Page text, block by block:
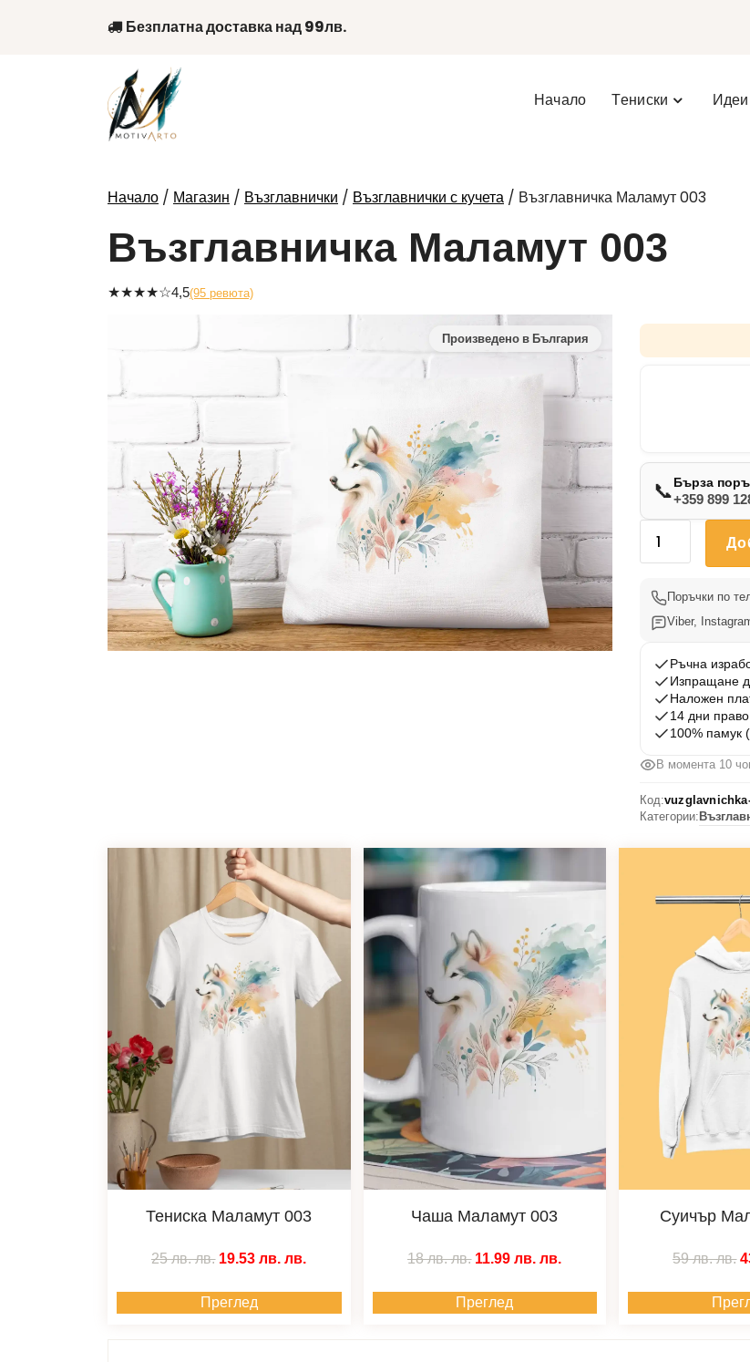
Безплатна доставка над 99лв.
Начало Тениски
Начало / Магазин / Възглавнички / Възглавнички с кучета / Възглавничка Маламут 003
Възглавничка Маламут 003
★★★★☆4,5(95 ревюта)
📞Бърза
+359 899
количество
Възглавничка
Маламут
003
Поръчки по
Viber,
Ръчна
Изпращане
Наложен
14 дни
100% памук
В момента 10
Код:
Категории:
Тениска Маламут 003
25 лв.лв. 19.53 лв.лв.
Преглед
Чаша Маламут 003
18 лв.лв. 11.99 лв.лв.
Преглед
Суичър
59 лв.лв.